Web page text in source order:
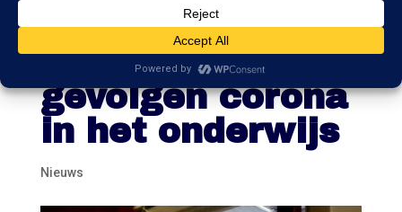
Nog steeds
zorgen over
gevolgen corona
in het onderwijs
Nieuws